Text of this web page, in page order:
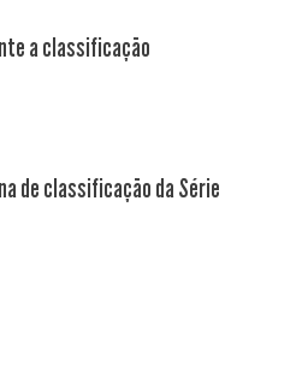
a classificação
de classificação da Série